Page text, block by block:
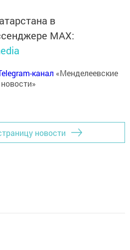
в
MАХ:
канал «Менделеевские
новости»
новости